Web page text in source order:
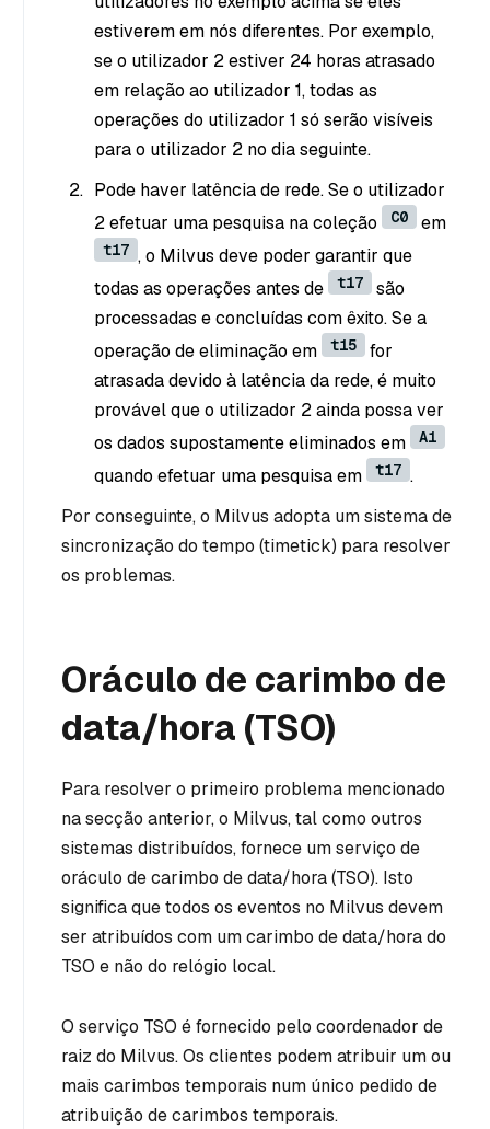
estiverem em nós diferentes. Por exemplo,
se o utilizador 2 estiver 24 horas atrasado
em relação ao utilizador 1, todas as
operações do utilizador 1 só serão visíveis
para o utilizador 2 no dia seguinte.
Pode haver latência de rede. Se o utilizador
2 efetuar uma pesquisa na coleção
C0 em
t17 , o Milvus deve poder garantir que
todas as operações antes de
t17
são
processadas e concluídas com êxito. Se a
operação de eliminação em
t15
for
atrasada devido à latência da rede, é muito
provável que o utilizador 2 ainda possa ver
os dados supostamente eliminados em
A1
quando efetuar uma pesquisa em t17 .
Por conseguinte, o Milvus adopta um sistema de
sincronização do tempo (timetick) para resolver
os problemas.
Oráculo de carimbo de
data/hora (TSO)
Para resolver o primeiro problema mencionado
na secção anterior, o Milvus, tal como outros
sistemas distribuídos, fornece um serviço de
oráculo de carimbo de data/hora (TSO). Isto
significa que todos os eventos no Milvus devem
ser atribuídos com um carimbo de data/hora do
TSO e não do relógio local.
O serviço TSO é fornecido pelo coordenador de
raiz do Milvus. Os clientes podem atribuir um ou
mais carimbos temporais num único pedido de
atribuição de carimbos temporais.